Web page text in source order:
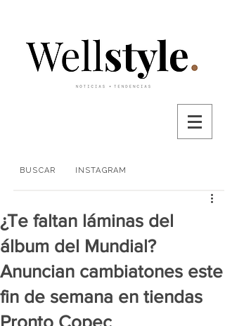
BUSCAR INSTAGRAM
¿Te faltan láminas del
álbum del Mundial?
Anuncian cambiatones este
fin de semana en tiendas
Pronto Copec